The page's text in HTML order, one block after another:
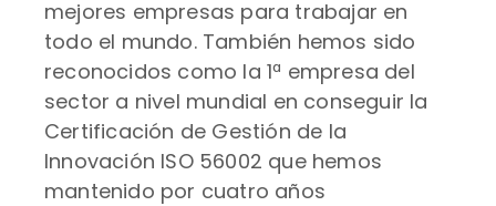
mejores empresas para trabajar en
todo el mundo. También hemos sido
reconocidos como la 1ª empresa del
sector a nivel mundial en conseguir la
Certificación de Gestión de la
Innovación ISO 56002 que hemos
mantenido por cuatro años